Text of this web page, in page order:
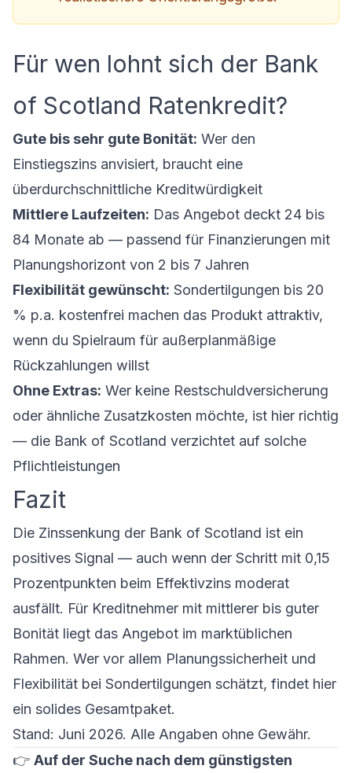
Für wen lohnt sich der Bank
of Scotland Ratenkredit?
Gute bis sehr gute Bonität: Wer den
Einstiegszins anvisiert, braucht eine
überdurchschnittliche Kreditwürdigkeit
Mittlere Laufzeiten: Das Angebot deckt 24 bis
84 Monate ab — passend für Finanzierungen mit
Planungshorizont von 2 bis 7 Jahren
Flexibilität gewünscht: Sondertilgungen bis 20
% p.a. kostenfrei machen das Produkt attraktiv,
wenn du Spielraum für außerplanmäßige
Rückzahlungen willst
Ohne Extras: Wer keine Restschuldversicherung
oder ähnliche Zusatzkosten möchte, ist hier richtig
— die Bank of Scotland verzichtet auf solche
Pflichtleistungen
Fazit
Die Zinssenkung der Bank of Scotland ist ein
positives Signal — auch wenn der Schritt mit 0,15
Prozentpunkten beim Effektivzins moderat
ausfällt. Für Kreditnehmer mit mittlerer bis guter
Bonität liegt das Angebot im marktüblichen
Rahmen. Wer vor allem Planungssicherheit und
Flexibilität bei Sondertilgungen schätzt, findet hier
ein solides Gesamtpaket.
Stand: Juni 2026. Alle Angaben ohne Gewähr.
👉 Auf der Suche nach dem günstigsten